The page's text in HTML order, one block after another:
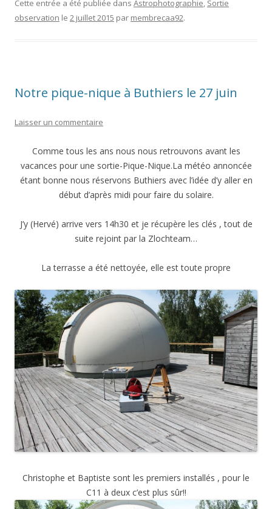
Cette entrée a été publiée dans Astrophotographie, Sortie
observation le 2 juillet 2015 par membrecaa92.
Notre pique-nique à Buthiers le 27 juin
Laisser un commentaire
Comme tous les ans nous nous retrouvons avant les
vacances pour une sortie-Pique-Nique.La météo annoncée
étant bonne nous réservons Buthiers avec l’idée d’y aller en
début d’après midi pour faire du solaire.
J’y (Hervé) arrive vers 14h30 et je récupère les clés , tout de
suite rejoint par la Zlochteam…
La terrasse a été nettoyée, elle est toute propre
Christophe et Baptiste sont les premiers installés , pour le
C11 à deux c’est plus sûr!!